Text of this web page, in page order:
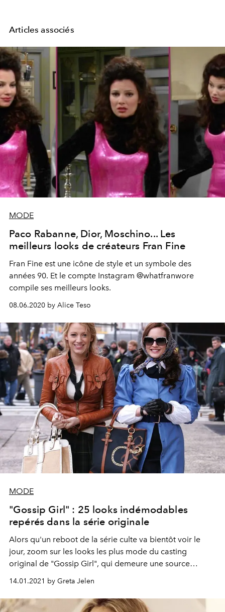
Articles associés
MODE
Paco Rabanne, Dior, Moschino... Les
meilleurs looks de créateurs Fran Fine
Fran Fine est une icône de style et un symbole des
années 90. Et le compte Instagram @whatfranwore
compile ses meilleurs looks.
08.06.2020 by Alice Teso
MODE
"Gossip Girl" : 25 looks indémodables
repérés dans la série originale
Alors qu'un reboot de la série culte va bientôt voir le
jour, zoom sur les looks les plus mode du casting
original de "Gossip Girl", qui demeure une source
14.01.2021 by Greta Jelen